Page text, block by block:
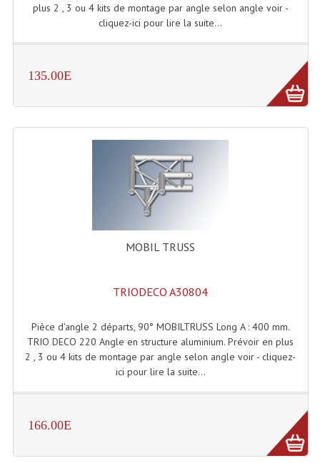
Digital Package Et Logiciel
Limiteur De Niveau Sonore
Microphones Scène Et Studio
Microphones Filaires
Micro Sans Fil HF VHF 200MHZ
Micro Sans Fil HF UHF 800MHZ
Multi-Effets, Reverbes Etc...
Peripheriques Traitements Et Accessoires
plus 2 , 3 ou 4 kits de montage par angle selon angle voir -
cliquez-ici pour lire la suite...
135.00E
MOBIL TRUSS
TRIODECO A30804
Pièce d'angle 2 départs, 90° MOBILTRUSS Long A : 400 mm.
TRIO DECO 220 Angle en structure aluminium. Prévoir en plus
2 , 3 ou 4 kits de montage par angle selon angle voir - cliquez-
ici pour lire la suite...
166.00E